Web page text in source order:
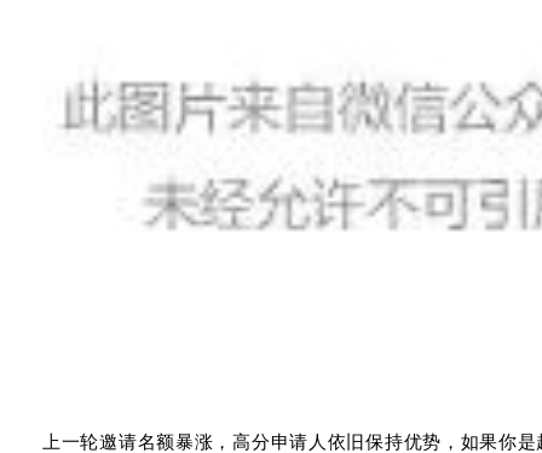
上一轮邀请名额暴涨，高分申请人依旧保持优势，如果你是